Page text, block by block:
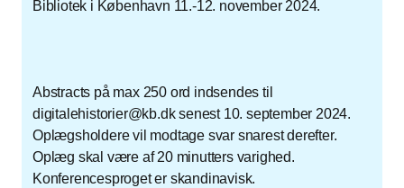
Bibliotek i København 11.-12. november 2024.
Abstracts på max 250 ord indsendes til
digitalehistorier@kb.dk senest 10. september 2024.
Oplægsholdere vil modtage svar snarest derefter.
Oplæg skal være af 20 minutters varighed.
Konferencesproget er skandinavisk.